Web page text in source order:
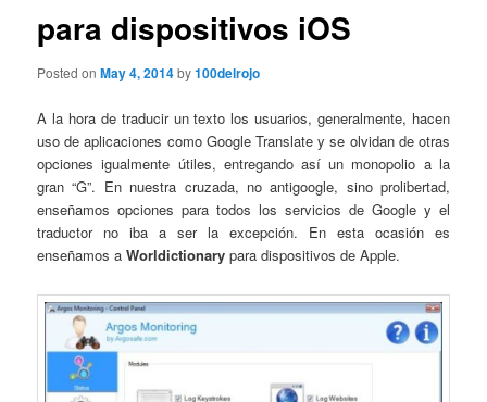
para dispositivos iOS
Posted onMay 4, 2014by100delrojo
A la hora de traducir un texto los usuarios, generalmente, hacen
uso de aplicaciones como Google Translate y se olvidan de otras
opciones igualmente útiles, entregando así un monopolio a la
gran “G”. En nuestra cruzada, no antigoogle, sino prolibertad,
enseñamos opciones para todos los servicios de Google y el
traductor no iba a ser la excepción. En esta ocasión es
enseñamos aWorldictionary para dispositivos de Apple.